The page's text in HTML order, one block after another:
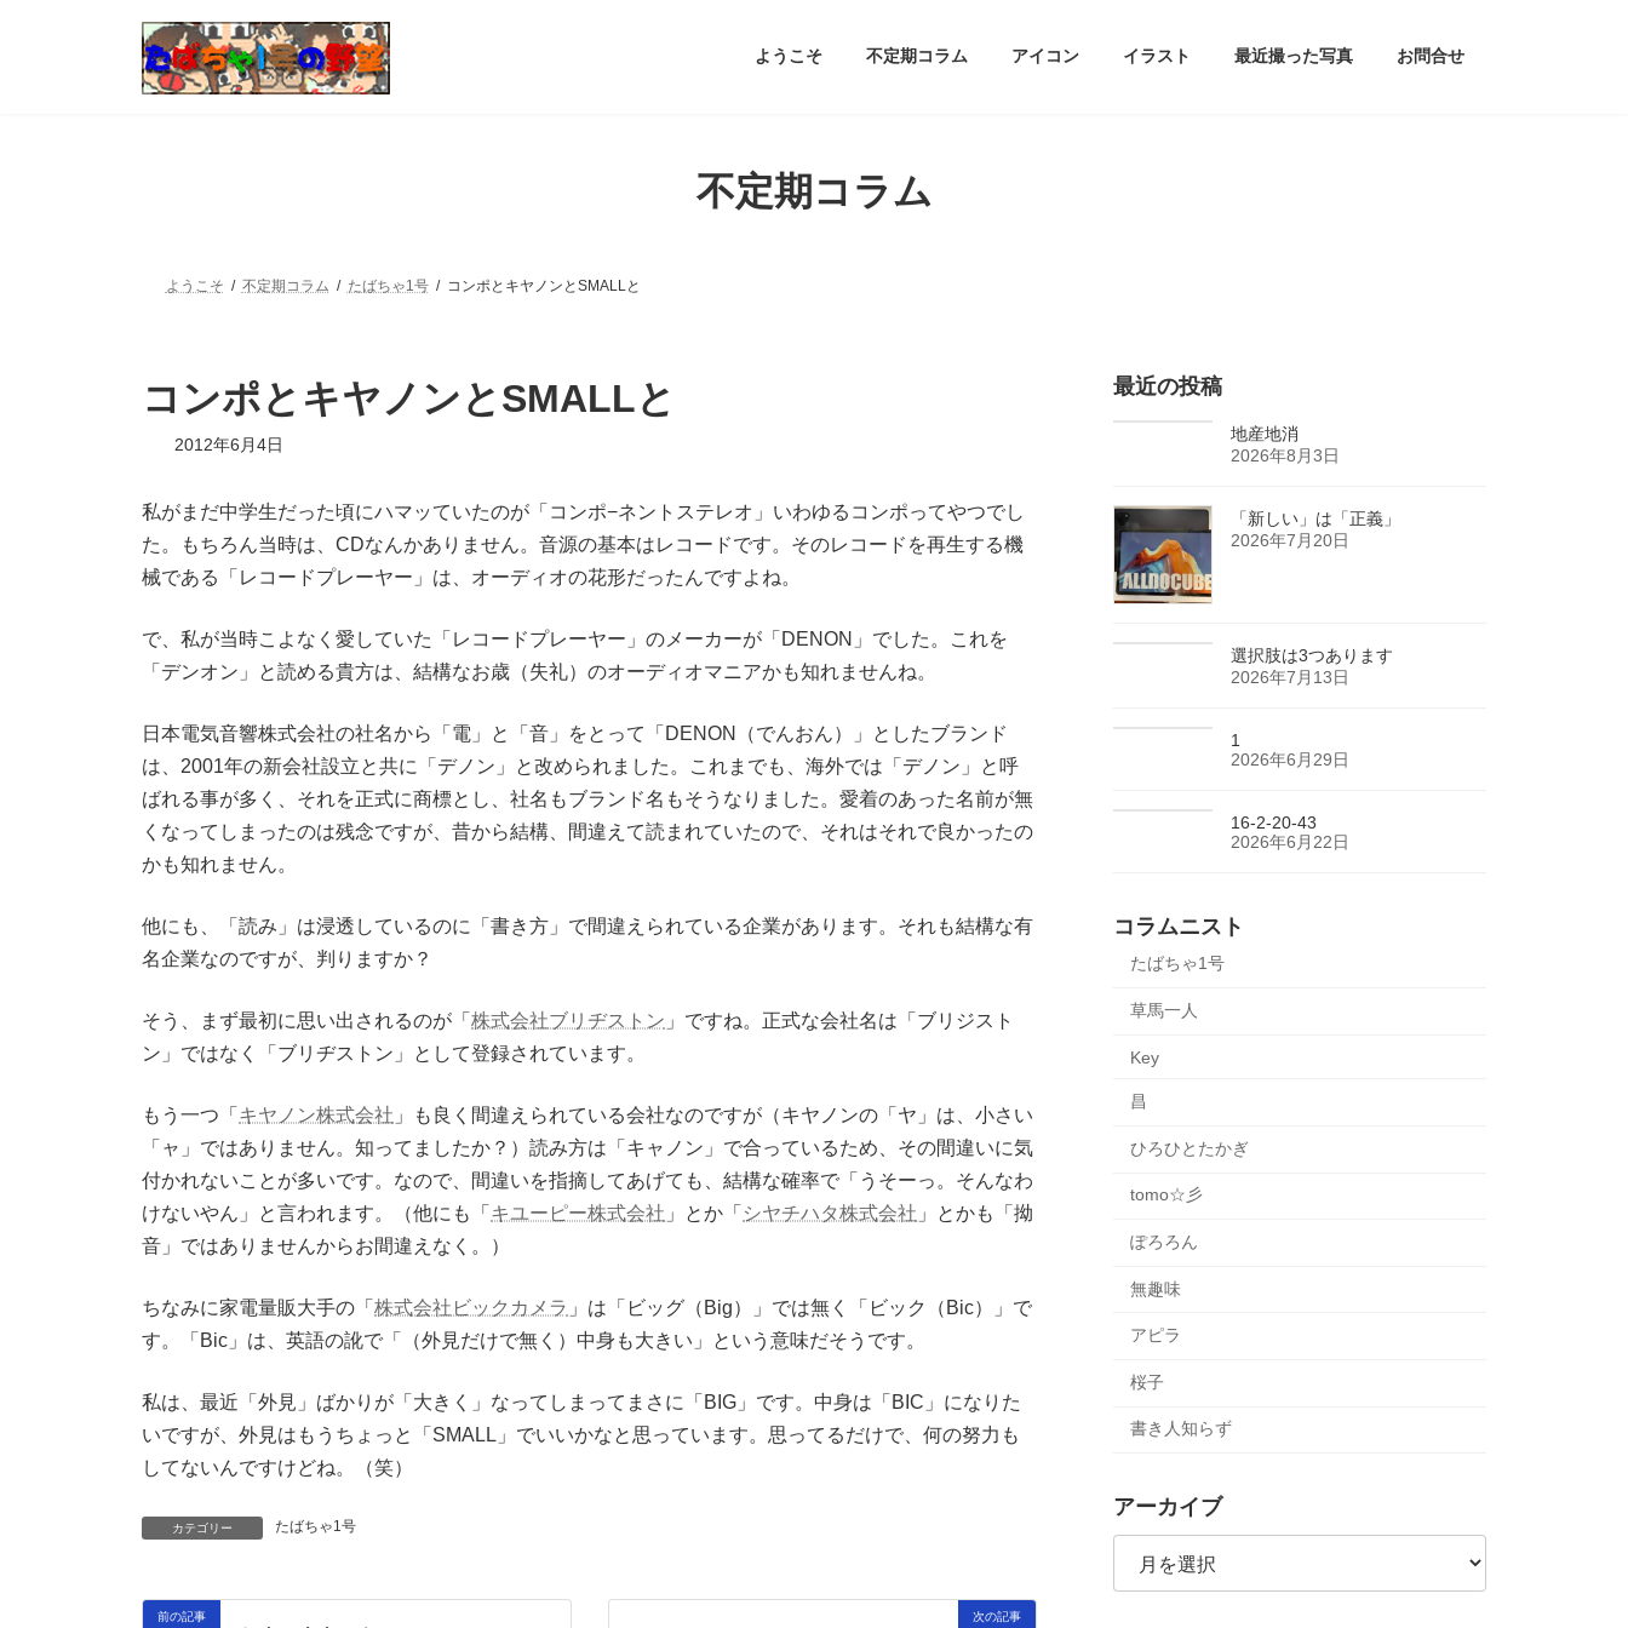
ようこそ 不定期コラム アイコン イラスト 最近撮った写真 お問合せ
不定期コラム
ようこそ 不定期コラム たばちゃ1号 コンポとキヤノンとSMALLと
コンポとキヤノンとSMALLと
2012年6月4日
新
時
:
私がまだ中学生だった頃にハマッていたのが「コンポ−ネントステレオ」いわゆるコンポってやつでし
た。もちろん当時は、CDなんかありません。音源の基本はレコードです。そのレコードを再生する機
械である「レコードプレーヤー」は、オーディオの花形だったんですよね。
で、私が当時こよなく愛していた「レコードプレーヤー」のメーカーが「DENON」でした。これを
「デンオン」と読める貴方は、結構なお歳（失礼）のオーディオマニアかも知れませんね。
日本電気音響株式会社の社名から「電」と「音」をとって「DENON（でんおん）」としたブランド
は、2001年の新会社設立と共に「デノン」と改められました。これまでも、海外では「デノン」と呼
ばれる事が多く、それを正式に商標とし、社名もブランド名もそうなりました。愛着のあった名前が無
くなってしまったのは残念ですが、昔から結構、間違えて読まれていたので、それはそれで良かったの
かも知れません。
他にも、「読み」は浸透しているのに「書き方」で間違えられている企業があります。それも結構な有
名企業なのですが、判りますか？
そう、まず最初に思い出されるのが「 株式会社ブリヂストン 」ですね。正式な会社名は「ブリジスト
ン」ではなく「ブリヂストン」として登録されています。
もう一つ「 キヤノン株式会社 」も良く間違えられている会社なのですが（キヤノンの「ヤ」は、小さい
「ャ」ではありません。知ってましたか？）読み方は「キャノン」で合っているため、その間違いに気
付かれないことが多いです。なので、間違いを指摘してあげても、結構な確率で「うそーっ。そんなわ
けないやん」と言われます。（他にも「 キユーピー株式会社 」とか「 シヤチハタ株式会社 」とかも「拗
音」ではありませんからお間違えなく。）
ちなみに家電量販大手の「 株式会社ビックカメラ 」は「ビッグ（Big）」では無く「ビック（Bic）」で
す。「Bic」は、英語の訛で「（外見だけで無く）中身も大きい」という意味だそうです。
私は、最近「外見」ばかりが「大きく」なってしまってまさに「BIG」です。中身は「BIC」になりた
いですが、外見はもうちょっと「SMALL」でいいかなと思っています。思ってるだけで、何の努力も
してないんですけどね。（笑）
カテゴリー たばちゃ1号
前の記事 次の記事
最近の投稿
地産地消
2026年8月3日
「新しい」は「正義」
2026年7月20日
選択肢は3つあります
2026年7月13日
1
2026年6月29日
16-2-20-43
2026年6月22日
コラムニスト
たばちゃ1号
草馬一人
Key
昌
ひろひとたかぎ
tomo☆彡
ぽろろん
無趣味
アピラ
桜子
書き人知らず
アーカイブ
ア